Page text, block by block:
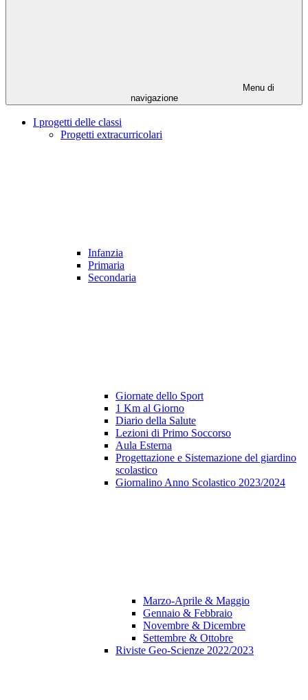
Menu di
navigazione
I progetti delle classi
Progetti extracurricolari
Infanzia
Primaria
Secondaria
Giornate dello Sport
1 Km al Giorno
Diario della Salute
Lezioni di Primo Soccorso
Aula Esterna
Progettazione e Sistemazione del giardino
scolastico
Giornalino Anno Scolastico 2023/2024
Marzo-Aprile & Maggio
Gennaio & Febbraio
Novembre & Dicembre
Settembre & Ottobre
Riviste Geo-Scienze 2022/2023